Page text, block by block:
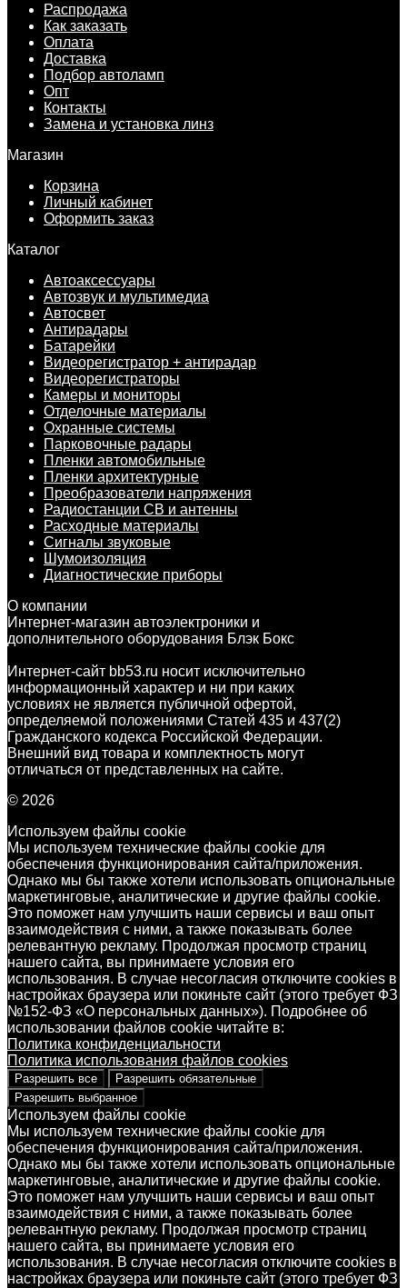
Распродажа
Как заказать
Оплата
Доставка
Подбор автоламп
Опт
Контакты
Замена и установка линз
Магазин
Корзина
Личный кабинет
Оформить заказ
Каталог
Автоаксессуары
Автозвук и мультимедиа
Автосвет
Антирадары
Батарейки
Видеорегистратор + антирадар
Видеорегистраторы
Камеры и мониторы
Отделочные материалы
Охранные системы
Парковочные радары
Пленки автомобильные
Пленки архитектурные
Преобразователи напряжения
Радиостанции CB и антенны
Расходные материалы
Сигналы звуковые
Шумоизоляция
Диагностические приборы
О компании
Интернет-магазин автоэлектроники и
дополнительного оборудования Блэк Бокс
Интернет-сайт bb53.ru носит исключительно
информационный характер и ни при каких
условиях не является публичной офертой,
определяемой положениями Статей 435 и 437(2)
Гражданского кодекса Российской Федерации.
Внешний вид товара и комплектность могут
отличаться от представленных на сайте.
© 2026
Используем файлы cookie
Мы используем технические файлы cookie для
обеспечения функционирования сайта/приложения.
Однако мы бы также хотели использовать опциональные
маркетинговые, аналитические и другие файлы cookie.
Это поможет нам улучшить наши сервисы и ваш опыт
взаимодействия с ними, а также показывать более
релевантную рекламу. Продолжая просмотр страниц
нашего сайта, вы принимаете условия его
использования. В случае несогласия отключите cookies в
настройках браузера или покиньте сайт (этого требует ФЗ
№152-ФЗ «О персональных данных»). Подробнее об
использовании файлов cookie читайте в:
Политика конфиденциальности
Политика использования файлов cookies
Разрешить все
Разрешить обязательные
Разрешить выбранное
Используем файлы cookie
Мы используем технические файлы cookie для
обеспечения функционирования сайта/приложения.
Однако мы бы также хотели использовать опциональные
маркетинговые, аналитические и другие файлы cookie.
Это поможет нам улучшить наши сервисы и ваш опыт
взаимодействия с ними, а также показывать более
релевантную рекламу. Продолжая просмотр страниц
нашего сайта, вы принимаете условия его
использования. В случае несогласия отключите cookies в
настройках браузера или покиньте сайт (этого требует ФЗ